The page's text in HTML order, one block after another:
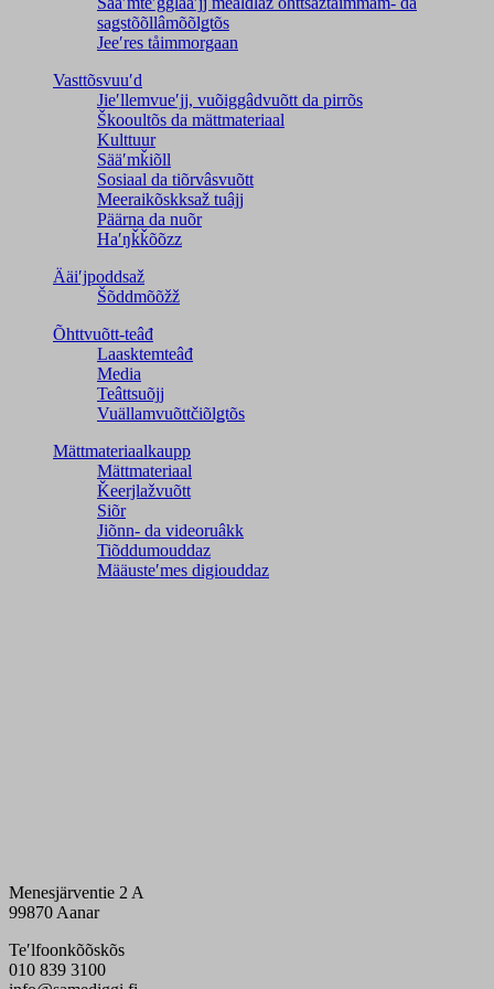
saǥstõõllâmõõlǥtõs
Jeeʹres tåimmorgaan
Vasttõsvuuʹd
Jieʹllemvueʹjj, vuõiggâdvuõtt da pirrõs
Škooultõs da mättmateriaal
Kulttuur
Sääʹmǩiõll
Sosiaal da tiõrvâsvuõtt
Meeraikõskksaž tuâjj
Päärna da nuõr
Haʹŋǩǩõõzz
Ääiʹjpoddsaž
Šõddmõõžž
Õhttvuõtt-teâđ
Laasktemteâđ
Media
Teâttsuõjj
Vuällamvuõttčiõlǥtõs
Mättmateriaalkaupp
Mättmateriaal
Ǩeerjlažvuõtt
Siõr
Jiõnn- da videoruâkk
Tiõddumouddaz
Määusteʹmes digiouddaz
Menesjärventie 2 A
99870 Aanar
Teʹlfoonkõõskõs
010 839 3100